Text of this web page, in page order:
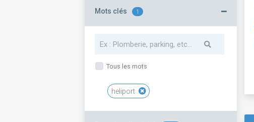
Mots clés 1 –
Tous les mots
heliport